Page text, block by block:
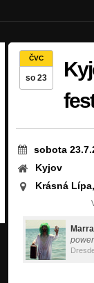
ČVC
so 23
sobota
Kyjov
Krásná